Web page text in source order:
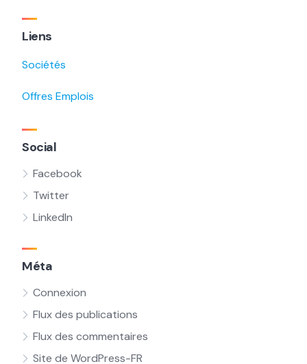
Liens
Sociétés
Offres Emplois
Social
Facebook
Twitter
LinkedIn
Méta
Connexion
Flux des publications
Flux des commentaires
Site de WordPress-FR